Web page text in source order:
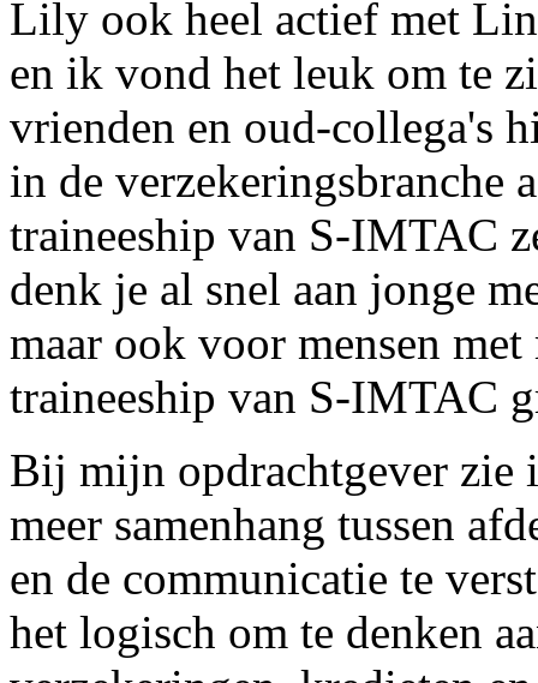
Lily ook heel actief met
en ik vond het leuk om te
vrienden en oud-collega's
in de verzekeringsbranche
traineeship van S-IMTAC
denk je al snel aan jonge
maar ook voor mensen
traineeship van S-IMTAC
Bij mijn opdrachtgever zie
meer samenhang tussen
en de communicatie te
het logisch om te denken